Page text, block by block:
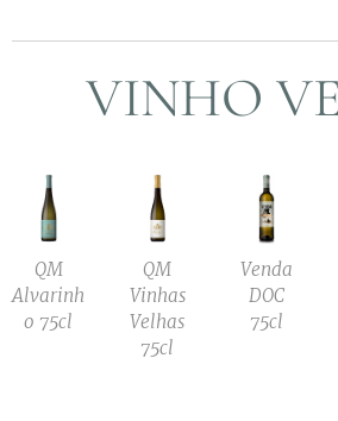
VINHO
QM
Alvarinh
o 75cl
QM
Vinhas
Velhas
75cl
Venda
DOC
75cl